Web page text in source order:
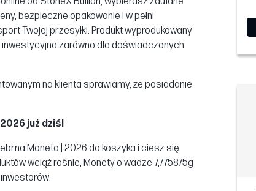
bezpieczne opakowanie i w pełni
Twojej przesyłki. Produkt wyprodukowany
zarówno dla doświadczonych
na klienta sprawiamy, że posiadanie
już dziś!
Moneta | 2026 do koszyka i ciesz się
wciąż rośnie, Monety o wadze 7,775875g